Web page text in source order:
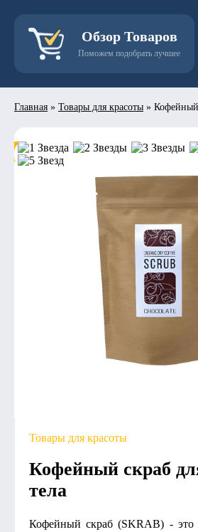
Обзор Товаров
Поможем подобрать лучшее
Главная » Товары для красоты » Кофейный
- 50%
Товары для красоты
Кофейный скраб
тела
Кофейный скраб (SKRAB) - это